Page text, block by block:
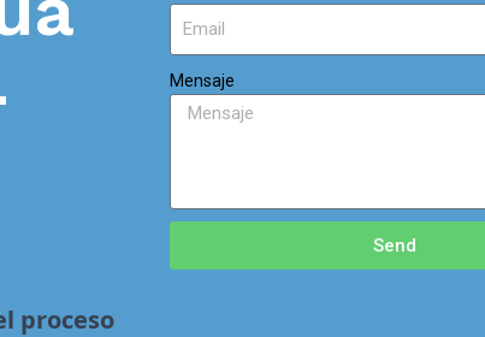
proceso
Mensaje
Send